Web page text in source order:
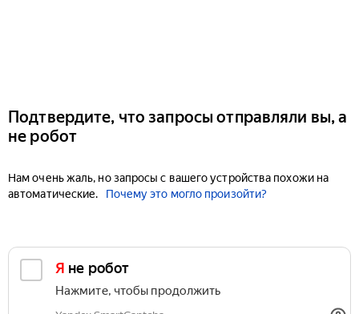
Подтвердите, что запросы отправляли вы, а
не робот
Нам очень жаль, но запросы с вашего устройства похожи на
автоматические.
Почему это могло произойти?
Я не робот
Нажмите, чтобы продолжить